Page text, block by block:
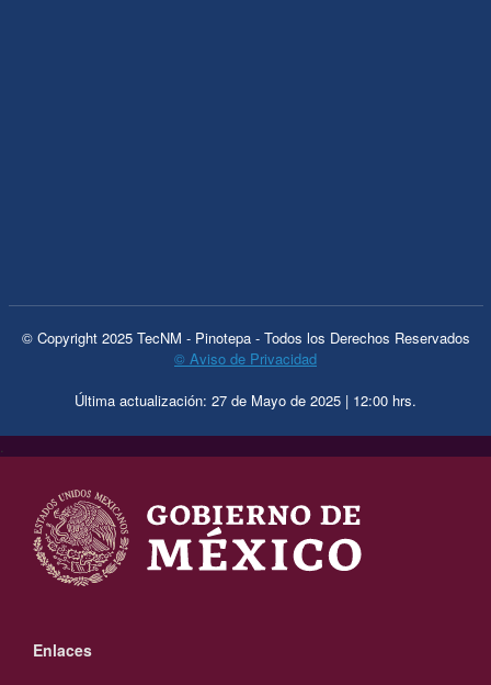
© Copyright 2025 TecNM - Pinotepa - Todos los Derechos Reservados
© Aviso de Privacidad
Última actualización: 27 de Mayo de 2025 | 12:00 hrs.
Enlaces